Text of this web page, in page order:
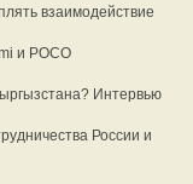
взаимодействие
и POCO
Интервью
России и